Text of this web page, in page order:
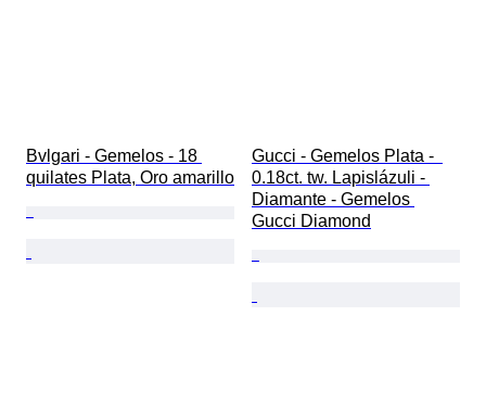
Bvlgari - Gemelos - 18
quilates Plata, Oro amarillo
Gucci - Gemelos Plata -
0.18ct. tw. Lapislázuli -
Diamante - Gemelos
Gucci Diamond